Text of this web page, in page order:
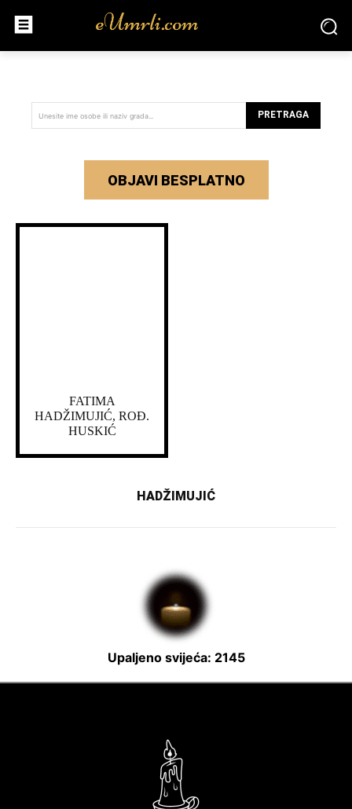
Unesite ime osobe ili naziv grada... PRETRAGA
OBJAVI BESPLATNO
FATIMA
HADŽIMUJIĆ, ROĐ.
HUSKIĆ
HADŽIMUJIĆ
Upaljeno svijeća: 2145